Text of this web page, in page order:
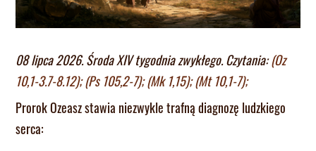
08 lipca 2026. Środa XIV tygodnia zwykłego. Czytania:(Oz
10,1-3.7-8.12); (Ps 105,2-7); (Mk 1,15); (Mt 10,1-7);
Prorok Ozeasz stawia niezwykle trafną diagnozę ludzkiego
serca: